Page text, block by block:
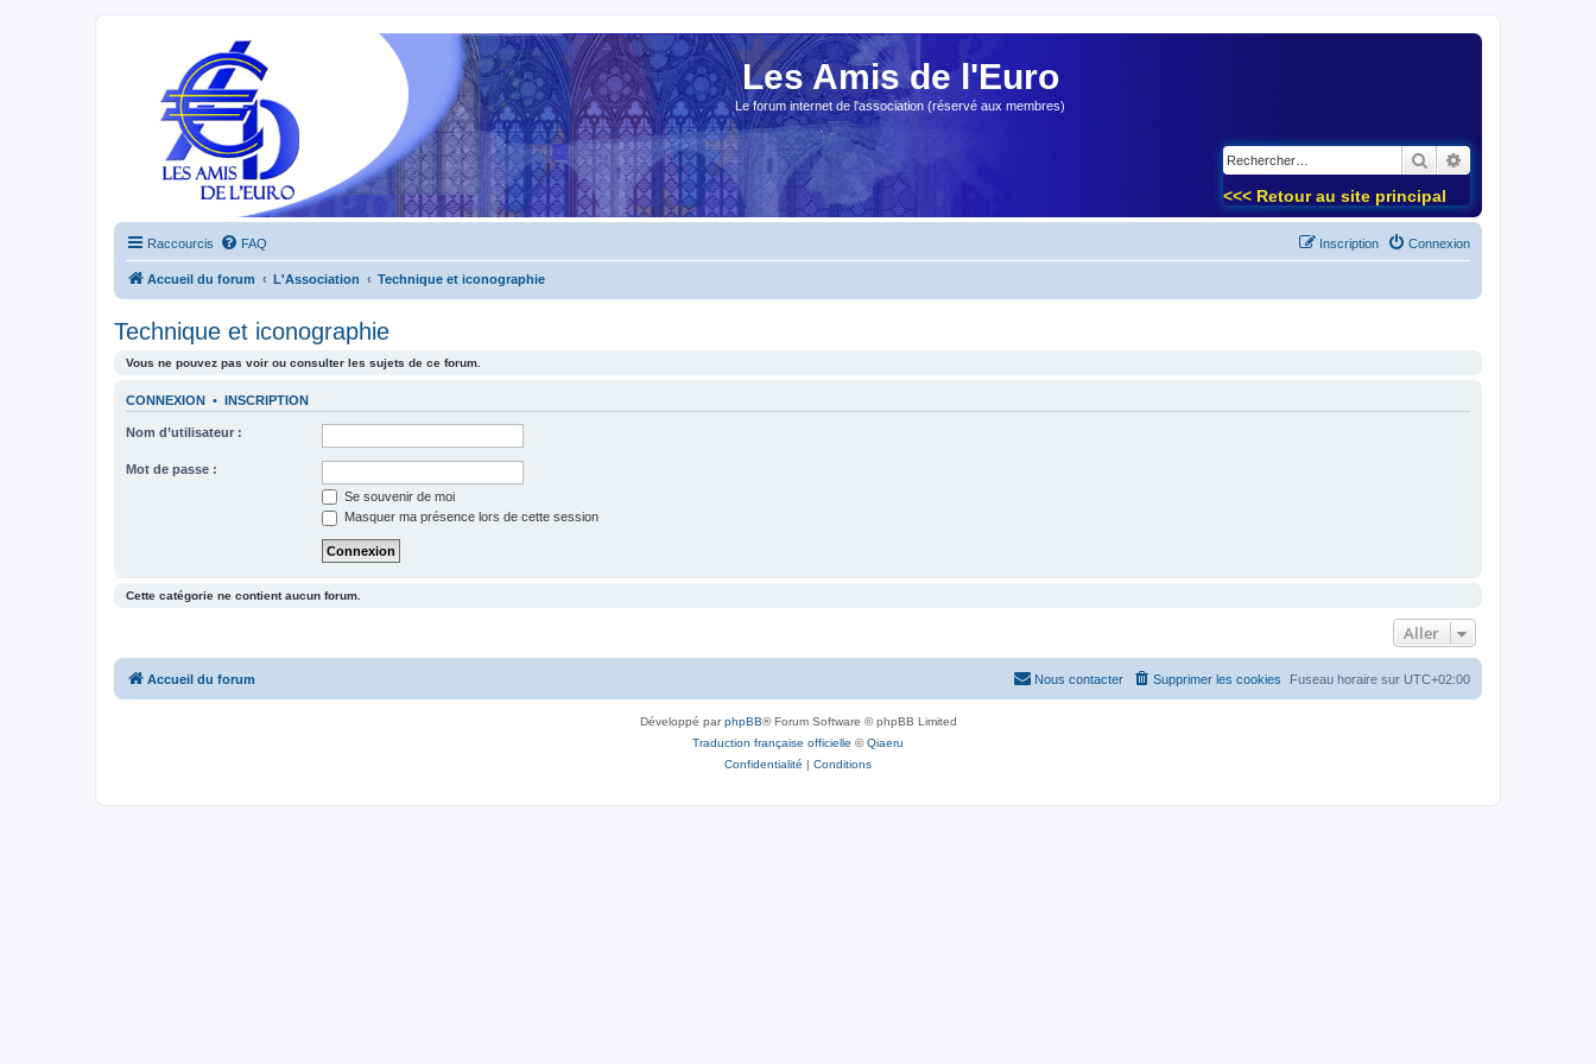
Les Amis de l'Euro
Le forum internet de l'association (réservé aux membres)
Rechercher
<<< Retour au site principal
Raccourcis FAQ Connexion
Inscription
Accueil du forum L'Association Technique et iconographie
Technique et iconographie
Vous ne pouvez pas voir ou consulter les sujets de ce forum.
CONNEXION • INSCRIPTION
Nom d’utilisateur :
Mot de passe :
Se souvenir de moi
Masquer ma présence lors de cette session
Cette catégorie ne contient aucun forum.
Aller
Accueil du forum Fuseau horaire sur UTC+02:00
Supprimer les cookies
Nous contacter
Développé parphpBB® Forum Software © phpBB Limited
Traduction française officielle ©Qiaeru
Confidentialité | Conditions